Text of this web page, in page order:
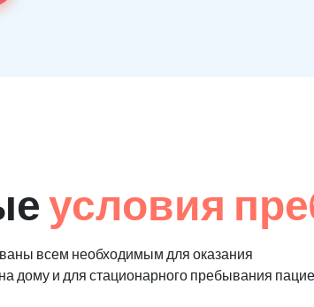
условия
всем необходимым для оказания
дому и для стационарного пребывания